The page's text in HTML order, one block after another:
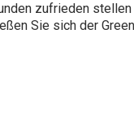
zufrieden stellen
Sie sich der